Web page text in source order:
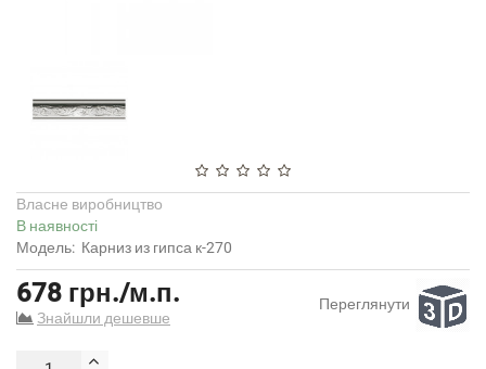
Власне виробництво
В наявності
Модель: Карниз из гипса к-270
678 грн./м.п.
Знайшли дешевше
Переглянути